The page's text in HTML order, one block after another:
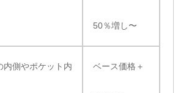
50％増し〜
側やポケット内 ベース価格＋